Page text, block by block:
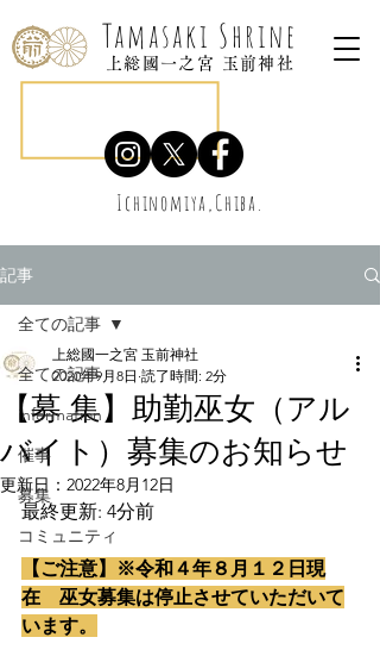
Tamasaki Shrine
上総國一之宮 玉前神社
Ichinomiya,Chiba.
記事
全ての記事
information
催事
募集
コミュニティ
全ての記事
【募 集】助勤巫女（アル
バイト）募集のお知らせ
上総國一之宮 玉前神社
2020年9月8日 読了時間: 2分
更新日： 2022年8月12日
最終更新: 4分前
【ご注意】※令和４年８月１２日現
在　巫女募集は停止させていただいて
います。